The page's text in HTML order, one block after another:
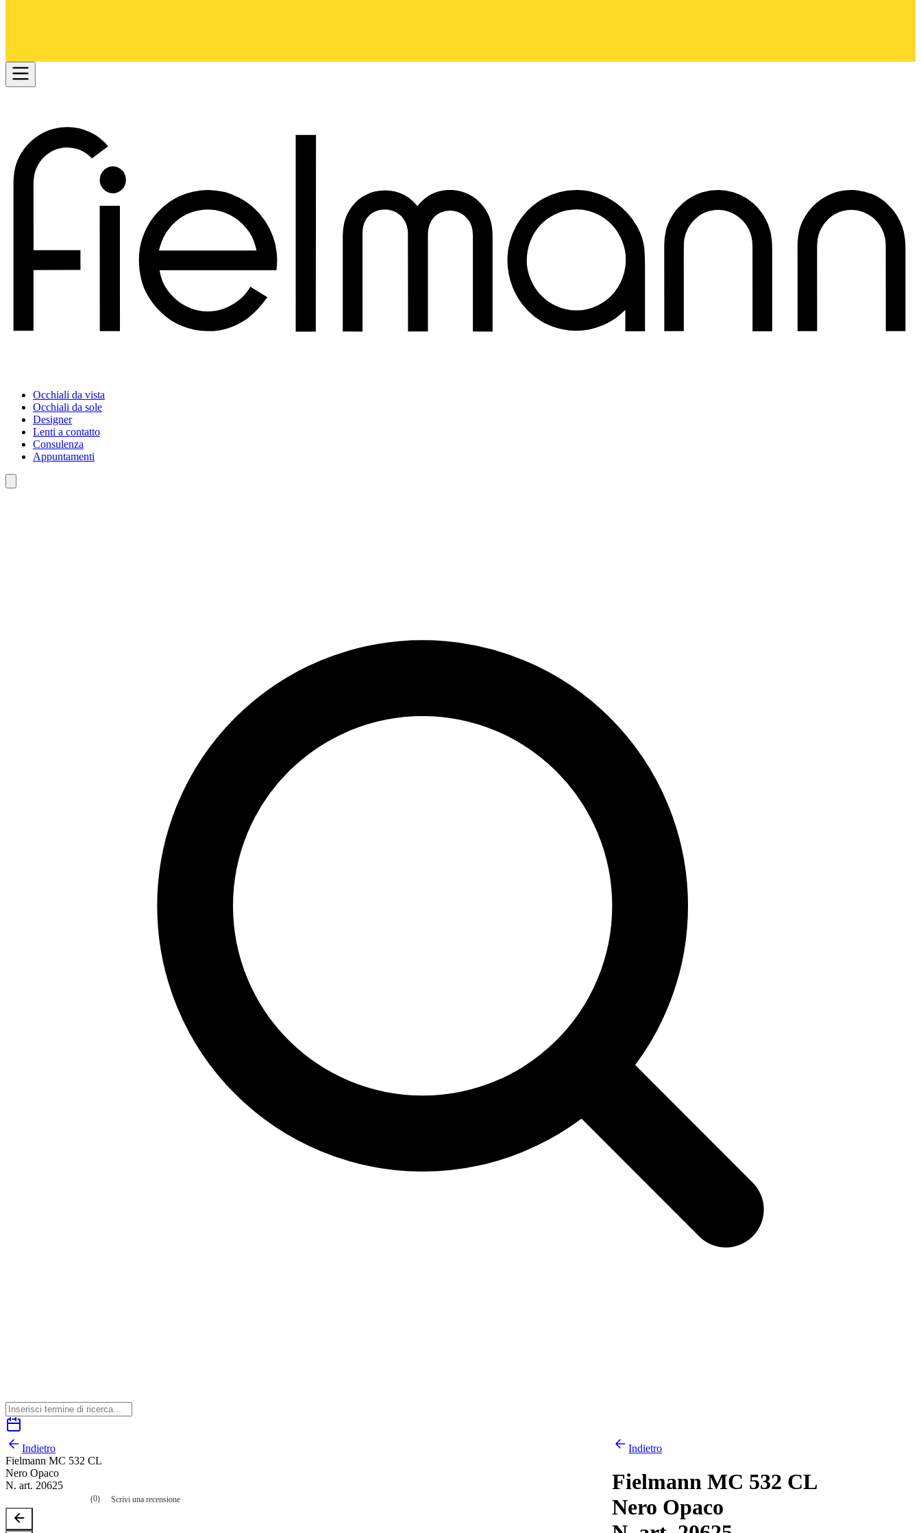
Occhiali da vista
Occhiali da sole
Designer
Lenti a contatto
Consulenza
Appuntamenti
Indietro
Fielmann MC 532 CL
Nero Opaco
N. art. 20625
valutazione
(0) Scrivi una recensione
Indietro
Fielmann MC 532 CL
Nero Opaco